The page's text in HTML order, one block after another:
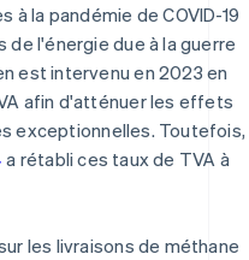
à la pandémie de COVID-19
l'énergie due à la guerre
est intervenu en 2023 en
afin d'atténuer les effets
exceptionnelles. Toutefois,
a rétabli ces taux de TVA à
les livraisons de méthane